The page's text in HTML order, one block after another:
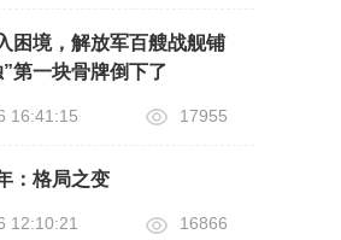
困境，解放军百艘战舰铺
第一块骨牌倒下了
16:41:15 17955
：格局之变
12:10:21 16866